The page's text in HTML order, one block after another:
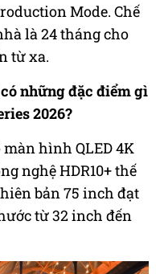
Mode. Chế
là 24 tháng cho
từ xa.
những đặc điểm gì
2026?
màn hình QLED 4K
nghệ HDR10+ thế
bản 75 inch đạt
từ 32 inch đến